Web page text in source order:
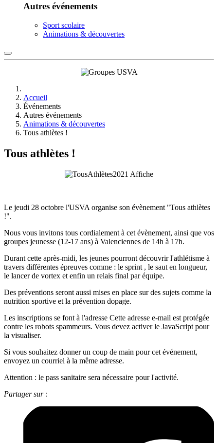
Autres événements
Sport scolaire
Animations & découvertes
Accueil
Événements
Autres événements
Animations & découvertes
Tous athlètes !
Tous athlètes !
Le jeudi 28 octobre l'USVA organise son évènement "Tous athlètes
!".
Nous vous invitons tous cordialement à cet évènement, ainsi que vos
groupes jeunesse (12-17 ans) à Valenciennes de 14h à 17h.
Durant cette après-midi, les jeunes pourront découvrir l'athlétisme à
travers différentes épreuves comme : le sprint , le saut en longueur,
le lancer de vortex et enfin un relais final par équipe.
Des préventions seront aussi mises en place sur des sujets comme la
nutrition sportive et la prévention dopage.
Les inscriptions se font à l'adresse Cette adresse e-mail est protégée
contre les robots spammeurs. Vous devez activer le JavaScript pour
la visualiser.
Si vous souhaitez donner un coup de main pour cet événement,
envoyez un courriel à la même adresse.
Attention : le pass sanitaire sera nécessaire pour l'activité.
Partager sur :